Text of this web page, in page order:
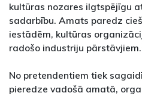
kultūras nozares ilgtspējīgu
sadarbību. Amats paredz
iestādēm, kultūras
radošo industriju pārstāvjiem.
No pretendentiem tiek
pieredze vadošā amatā,